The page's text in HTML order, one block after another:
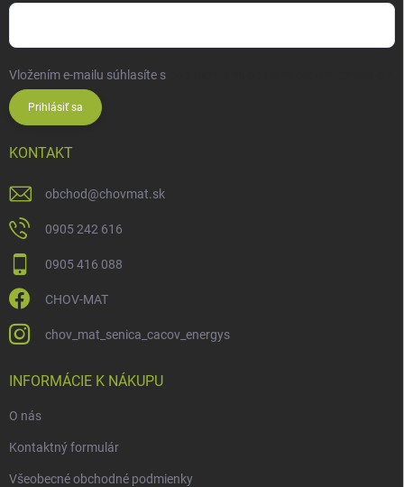
Vložením e-mailu súhlasíte s
Prihlásiť sa
KONTAKT
obchod@chovmat.sk
0905 242 616
0905 416 088
CHOV-MAT
chov_mat_senica_cacov_energys
INFORMÁCIE K NÁKUPU
O nás
Kontaktný formulár
Všeobecné obchodné podmienky